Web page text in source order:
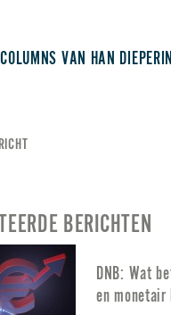
VAN HAN
BERICHTEN
DNB: Wat
en monetair